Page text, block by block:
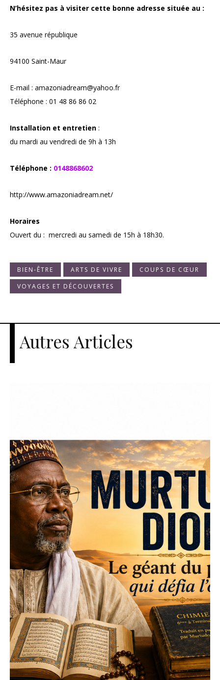
N’hésitez pas à visiter cette bonne adresse située au :
35 avenue république
94100 Saint-Maur
E-mail : amazoniadream@yahoo.fr
Téléphone : 01 48 86 86 02
Installation et entretien :
du mardi au vendredi de 9h à 13h
Téléphone : 0148868602
http://www.amazoniadream.net/
Horaires
Ouvert du : mercredi au samedi de 15h à 18h30.
BIEN-ÊTRE ARTS DE VIVRE
COUPS DE CŒUR
VOYAGES ET DÉCOUVERTES
Autres Articles